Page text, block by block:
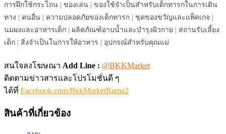
การฝึกใช้กระโถน | ของเล่น | ของใช้จำเป็นสำหรับเด็กทารกในการเดิน
ทาง | คนอื่น | ความปลอดภัยของเด็กทารก | ชุดของขวัญและแพ็คเกจ |
นมผงและอาหารเด็ก | ผลิตภัณฑ์อาบน้ำและบำรุงผิวกาย | สถานรับเลี้ยง
เด็ก | สิ่งจำเป็นในการให้อาหาร | อุปกรณ์สำหรับคุณแม่
สนใจลงโฆษณา Add Line : @BKKMarket
ติดตามข่าวสารและโปรโมชั่นดี ๆ
ได้ที่ Facebook.com/BkkMarketRama2
สินค้าที่เกี่ยวข้อง